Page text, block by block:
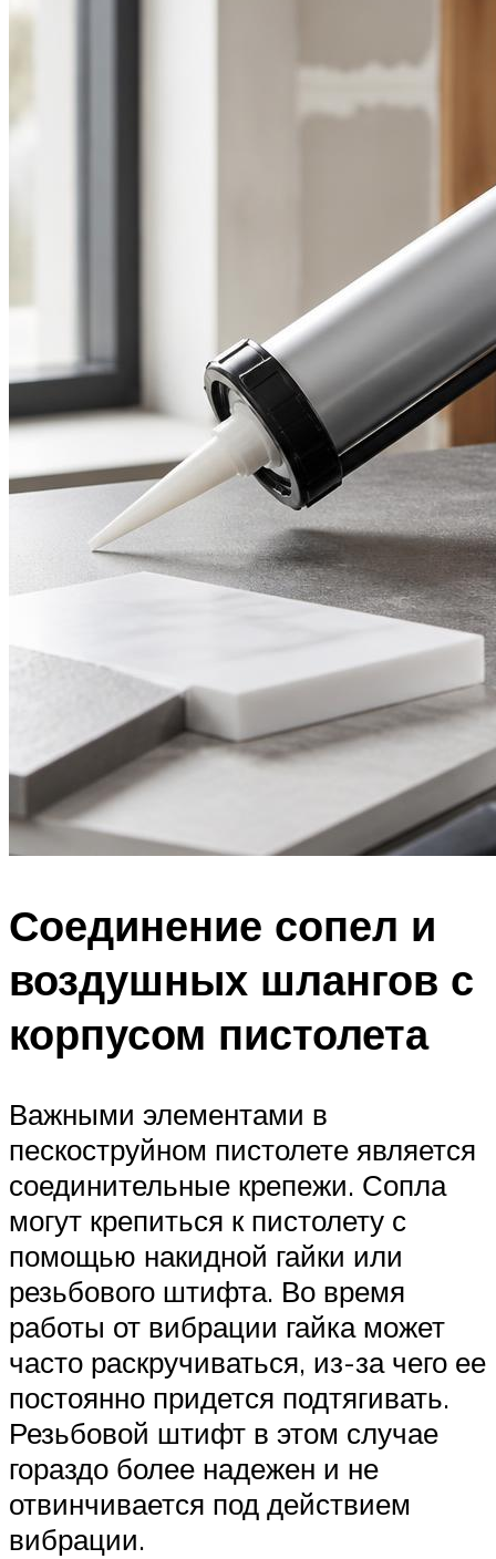
Соединение сопел и
воздушных шлангов с
корпусом пистолета
Важными элементами в
пескоструйном пистолете является
соединительные крепежи. Сопла
могут крепиться к пистолету с
помощью накидной гайки или
резьбового штифта. Во время
работы от вибрации гайка может
часто раскручиваться, из-за чего ее
постоянно придется подтягивать.
Резьбовой штифт в этом случае
гораздо более надежен и не
отвинчивается под действием
вибрации.